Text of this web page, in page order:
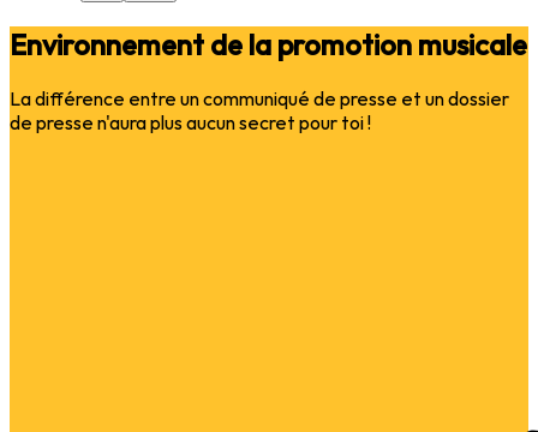
Environnement de la promotion musicale
La différence entre un communiqué de presse et un dossier
de presse n'aura plus aucun secret pour toi !